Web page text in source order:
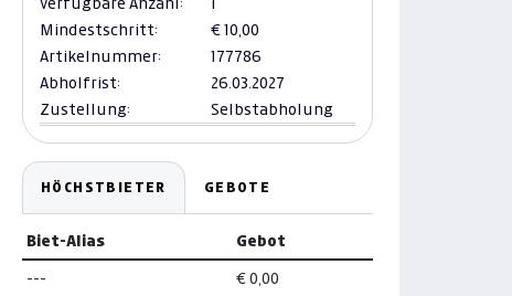
verfügbare Anzahl:
1
Mindestschritt:
€ 10,00
Artikelnummer:
177786
Abholfrist:
26.03.2027
Zustellung:
Selbstabholung
HÖCHSTBIETER GEBOTE
Biet-Alias Gebot
--- € 0,00